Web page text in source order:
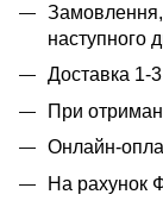
Замовлення,
наступного
Доставка 1-
При
Онлайн-
На рахунок